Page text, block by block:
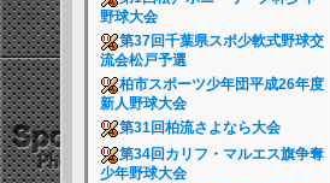
野球大会
第37回千葉県スポ少軟式野球交
流会松戸予選
柏市スポーツ少年団平成26年度
新人野球大会
第31回柏流さよなら大会
第34回カリフ・マルエス旗争奪
少年野球大会